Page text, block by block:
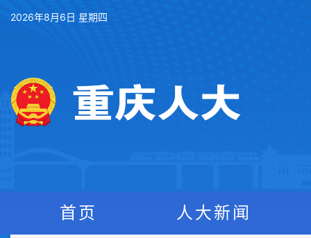
2026年8月6日 星期四
首页 人大新闻